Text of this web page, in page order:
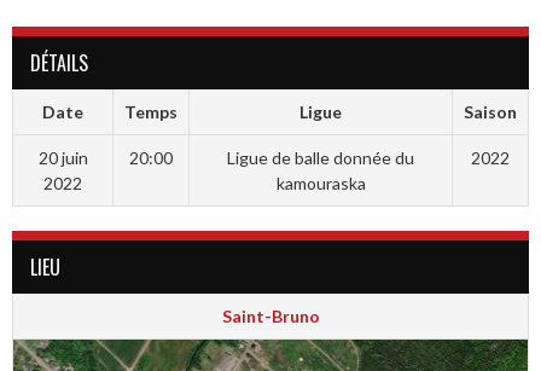
DÉTAILS
Date Temps Ligue Saison
20 juin
2022
20:00
Ligue de balle donnée du
kamouraska
2022
LIEU
Saint-Bruno